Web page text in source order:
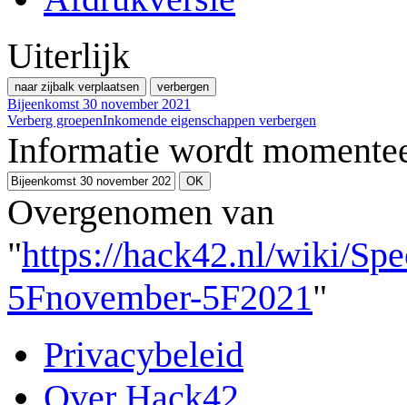
Uiterlijk
naar zijbalk verplaatsen verbergen
Bijeenkomst 30 november 2021
Verberg groepenInkomende eigenschappen verbergen
Informatie wordt
Overgenomen van
"https://hack42.nl/wiki/
5Fnovember-5F2021"
Privacybeleid